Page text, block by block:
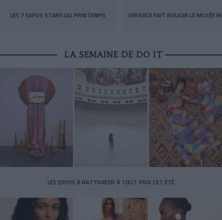
LES 7 EXPOS STARS DU PRINTEMPS VERSACE FAIT ROUGIR LE MUSÉE
LA SEMAINE DE DO IT
LES EXPOS À RATTRAPER À TOUT PRIX CET ÉTÉ